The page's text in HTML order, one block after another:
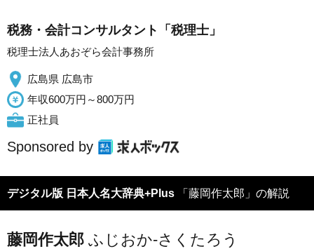
税務・会計コンサルタント「税理士」
税理士法人あおぞら会計事務所
広島県 広島市
年収600万円～800万円
正社員
Sponsored by
デジタル版 日本人名大辞典+Plus 「藤岡作太郎」の解説
藤岡作太郎 ふじおか-さくたろう